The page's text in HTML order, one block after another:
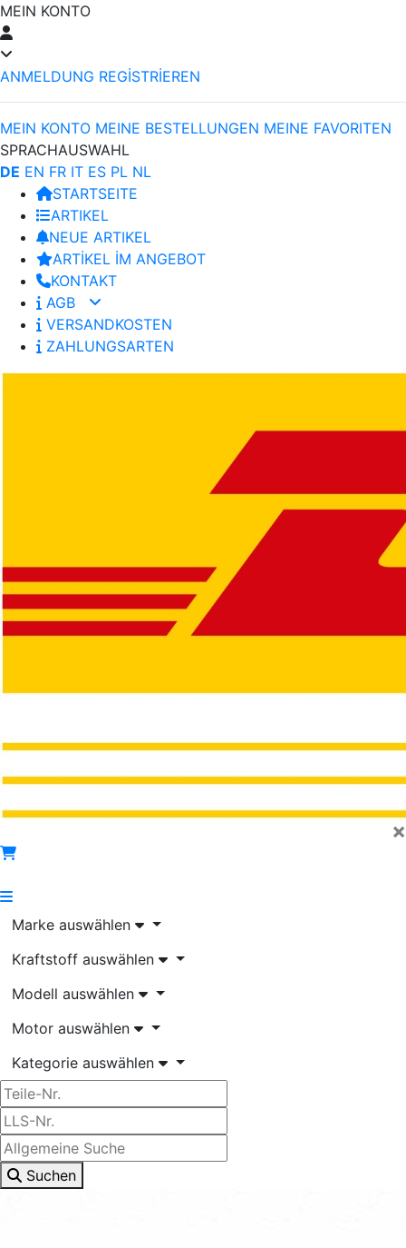
MEIN KONTO
ANMELDUNG REGİSTRİEREN
MEIN KONTO MEINE BESTELLUNGEN MEINE FAVORITEN
SPRACHAUSWAHL
DE EN FR IT ES PL NL
STARTSEITE
ARTIKEL
NEUE ARTIKEL
ARTİKEL İM ANGEBOT
KONTAKT
AGB
VERSANDKOSTEN
ZAHLUNGSARTEN
×
Marke auswählen
Kraftstoff auswählen
Modell auswählen
Motor auswählen
Kategorie auswählen
Suchen